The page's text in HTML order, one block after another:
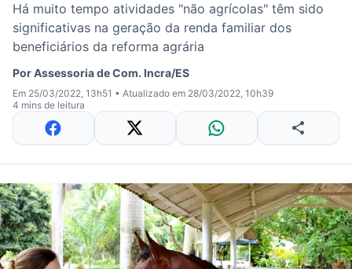
Há muito tempo atividades "não agrícolas" têm sido
significativas na geração da renda familiar dos
beneficiários da reforma agrária
PorAssessoria de Com. Incra/ES
Em 25/03/2022, 13h51 • Atualizado em 28/03/2022, 10h39
4 mins de leitura